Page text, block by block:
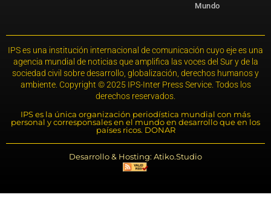
Mundo
IPS es una institución internacional de comunicación cuyo eje es una
agencia mundial de noticias que amplifica las voces del Sur y de la
sociedad civil sobre desarrollo, globalización, derechos humanos y
ambiente. Copyright © 2025 IPS-Inter Press Service. Todos los
derechos reservados.
IPS es la única organización periodística mundial con más
personal y corresponsales en el mundo en desarrollo que en los
países ricos. DONAR
Desarrollo & Hosting: Atiko.Studio